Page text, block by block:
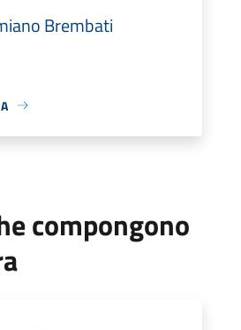
Brembati
compongono